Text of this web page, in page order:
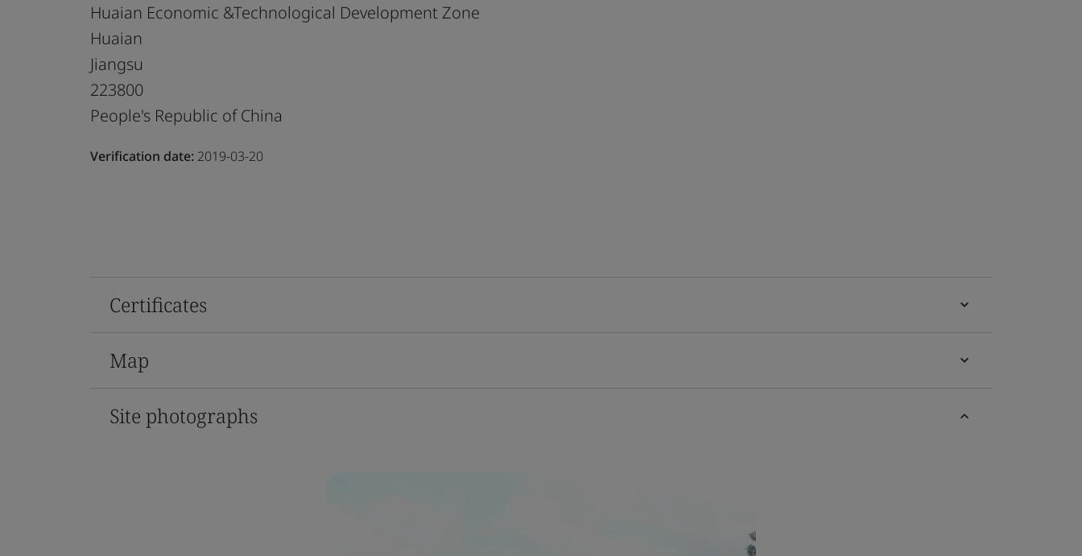
Huaian Economic &Technological Development Zone
Huaian
Jiangsu
223800
People's Republic of China
Verification date: 2019-03-20
Certificates
Map
Site photographs